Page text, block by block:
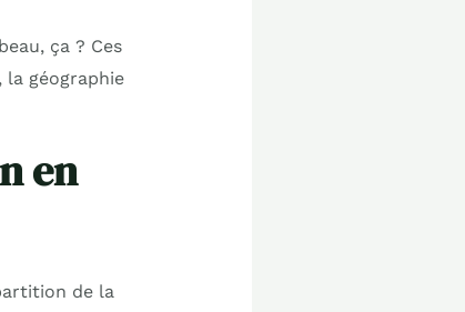
ça ? Ces
géographie
en
de la